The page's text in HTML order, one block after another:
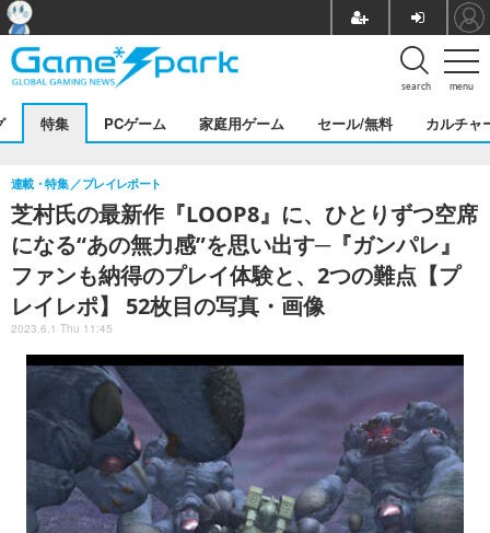
menu
search
特集 PCゲーム 家庭用ゲーム セール/無料 カルチャ
芝村氏の最新作『LOOP8』に、ひとりずつ空席
になる“あの無力感”を思い出す─『ガンパレ』
ファンも納得のプレイ体験と、2つの難点【プ
レイレポ】 52枚目の写真・画像
連載・特集 プレイレポート
2023.6.1 Thu 11:45